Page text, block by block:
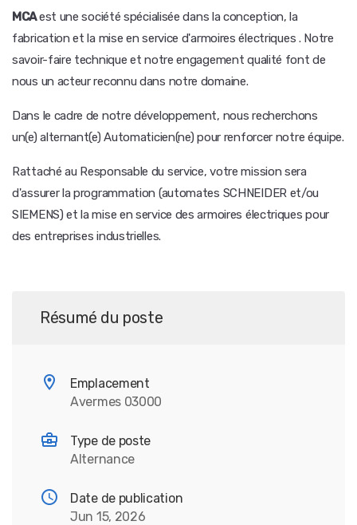
MCAest une société spécialisée dans la conception, la
fabrication et la mise en service d'armoires électriques . Notre
savoir-faire technique et notre engagement qualité font de
nous un acteur reconnu dans notre domaine.
Dans le cadre de notre développement, nous recherchons
un(e) alternant(e) Automaticien(ne) pour renforcer notre équipe.
Rattaché au Responsable du service, votre mission sera
d'assurer la programmation (automates SCHNEIDER et/ou
SIEMENS) et la mise en service des armoires électriques pour
des entreprises industrielles.
Résumé du poste
Emplacement
Avermes 03000
Type de poste
Alternance
Date de publication
Jun 15, 2026